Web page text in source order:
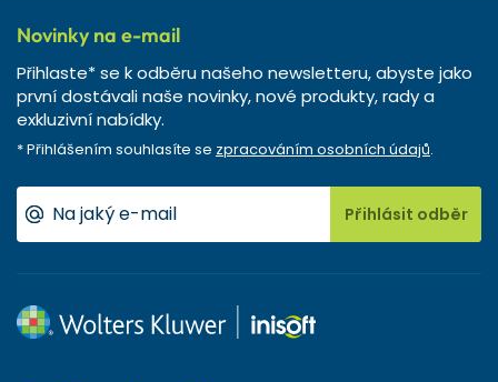
Novinky na e-mail
Přihlaste* se k odběru našeho newsletteru, abyste jako
první dostávali naše novinky, nové produkty, rady a
exkluzivní nabídky.
* Přihlášením souhlasíte se zpracováním osobních údajů.
Přihlásit odběr